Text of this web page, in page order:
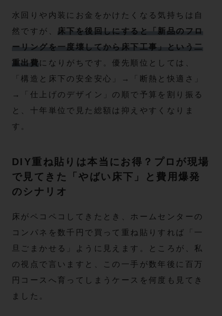
水回りや内装にお金をかけたくなる気持ちは自
然ですが、
床下を後回しにすると「新品のフロ
ーリングを一度壊してから床下工事」という二
重出費 になりがちです。優先順位としては、
「構造と床下の安全安心」→「断熱と快適さ」
→「仕上げのデザイン」の順で予算を割り振る
と、十年単位で見た総額は抑えやすくなりま
す。
DIY重ね貼りは本当にお得？プロが現場
で見てきた「やばい床下」と費用爆発
のシナリオ
床がペコペコしてきたとき、ホームセンターの
コンパネを数千円で買って重ね貼りすれば「一
旦ごまかせる」ように見えます。ところが、私
の視点で言いますと、この一手が数年後に百万
円コースへ育ってしまうケースを何度も見てき
ました。